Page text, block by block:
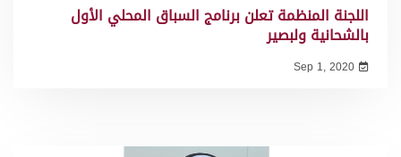
اللجنة المنظمة تعلن برنامج السباق المحلي الأول
بالشحانية ولبصير
Sep 1, 2020